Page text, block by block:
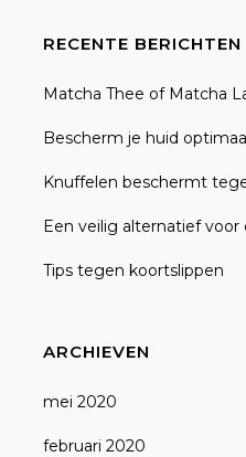
RECENTE BERICHTEN
Matcha Thee of Matcha
Bescherm je huid
Knuffelen beschermt
Een veilig alternatief voor
Tips tegen koortslippen
ARCHIEVEN
mei 2020
februari 2020